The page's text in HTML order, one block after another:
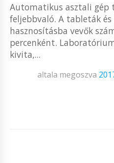
Automatikus asztali gép
feljebbvaló. A tableták
hasznosításba vevők
percenként.
kivita,...
altala megoszva